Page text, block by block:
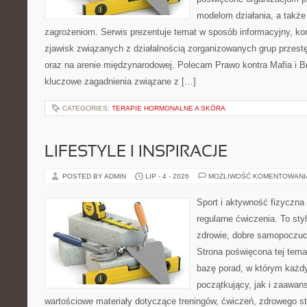
modelom działania, a
zagrożeniom. Serwis prezentuje temat w sposób informacyjny,
zjawisk związanych z działalnością zorganizowanych grup
oraz na arenie międzynarodowej. Polecam Prawo kontra Mafia i
kluczowe zagadnienia związane z […]
CATEGORIES: TERAPIE HORMONALNE A SKÓRA
LIFESTYLE I INSPIRACJE
POSTED BY ADMIN LIP - 4 - 2026 MOŻLIWOŚĆ
Sport i aktywność
regularne ćwiczenia. To
zdrowie, dobre
Strona poświęcona tej
bazę porad, w którym
początkujący, jak i
wartościowe materiały dotyczące treningów, ćwiczeń, zdrowego